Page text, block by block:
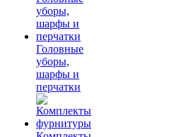
Головные
уборы,
шарфы и
перчатки